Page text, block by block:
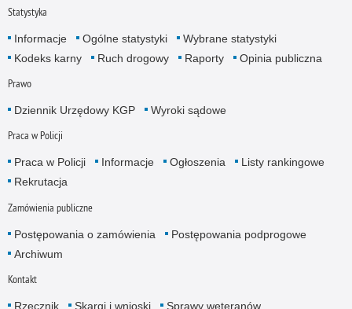
Statystyka
Informacje Ogólne statystyki
Wybrane statystyki
Kodeks karny
Ruch drogowy Raporty Opinia publiczna
Prawo
Dziennik Urzędowy KGP Wyroki sądowe
Praca w Policji
Praca w Policji Informacje Ogłoszenia
Listy rankingowe
Rekrutacja
Zamówienia publiczne
Postępowania o zamówienia
Postępowania podprogowe
Archiwum
Kontakt
Rzecznik Skargi i wnioski Sprawy weteranów